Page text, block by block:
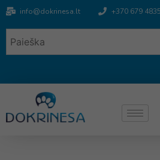
info@dokrinesa.lt +370 679